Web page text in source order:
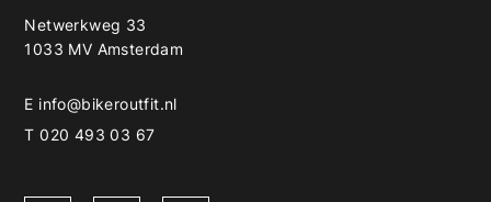
Netwerkweg 33
1033 MV Amsterdam
E info@bikeroutfit.nl
T 020 493 03 67